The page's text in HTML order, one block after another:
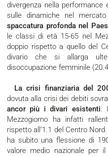
divergenza nella
sulle dinamiche nel
spaccatura profonda nel
le classi di età 15-65 nel
doppio rispetto a quello del
divario che si allarga
disoccupazione femminile
La crisi finanziaria del
dovuta alla crisi dei debiti
ancor più i divari esistenti.
Mezzogiorno ha infatti
rispetto all’1.1 del Centro
ha subito una flessione di
valore medio nazionale per il